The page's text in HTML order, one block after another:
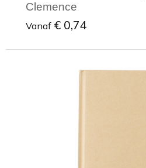
Clemence
Vanaf € 0,74